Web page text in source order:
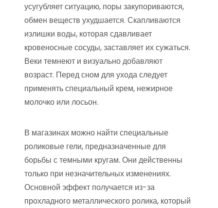
усугубляет ситуацию, поры закупориваются,
обмен веществ ухудшается. Скапливаются
излишки воды, которая сдавливает
кровеносные сосуды, заставляет их сужаться.
Веки темнеют и визуально добавляют
возраст. Перед сном для ухода следует
применять специальный крем, нежирное
молочко или лосьон.
В магазинах можно найти специальные
роликовые гели, предназначенные для
борьбы с темными кругам. Они действенны
только при незначительных изменениях.
Основной эффект получается из-за
прохладного металлического ролика, который